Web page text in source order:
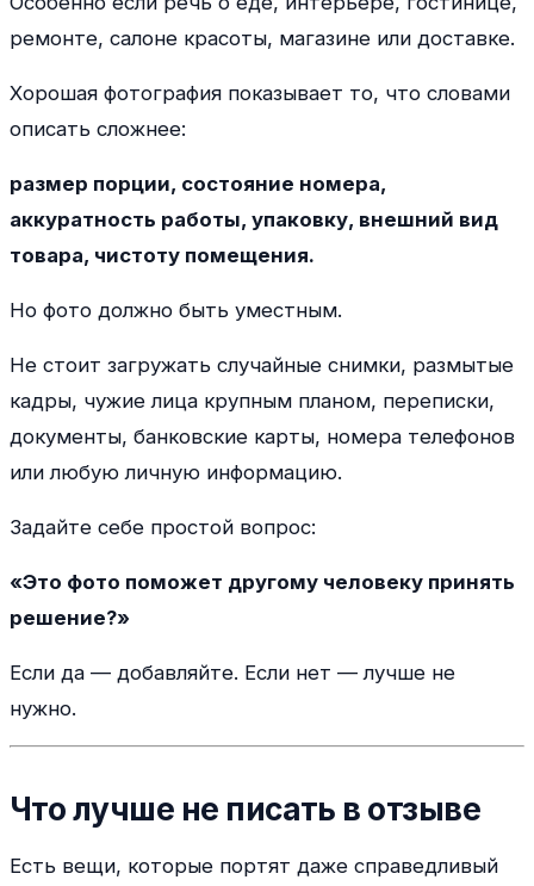
ремонте, салоне красоты, магазине или доставке.
Хорошая фотография показывает то, что словами
описать сложнее:
размер порции, состояние номера,
аккуратность работы, упаковку, внешний вид
товара, чистоту помещения.
Но фото должно быть уместным.
Не стоит загружать случайные снимки, размытые
кадры, чужие лица крупным планом, переписки,
документы, банковские карты, номера телефонов
или любую личную информацию.
Задайте себе простой вопрос:
«Это фото поможет другому человеку принять
решение?»
Если да — добавляйте. Если нет — лучше не
нужно.
Что лучше не писать в отзыве
Есть вещи, которые портят даже справедливый